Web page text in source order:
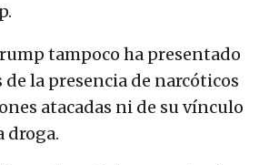
tampoco ha presentado
la presencia de narcóticos
atacadas ni de su vínculo
droga.